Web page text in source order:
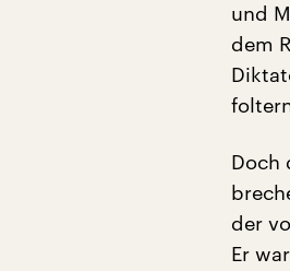
und
dem
Doch
der
Er